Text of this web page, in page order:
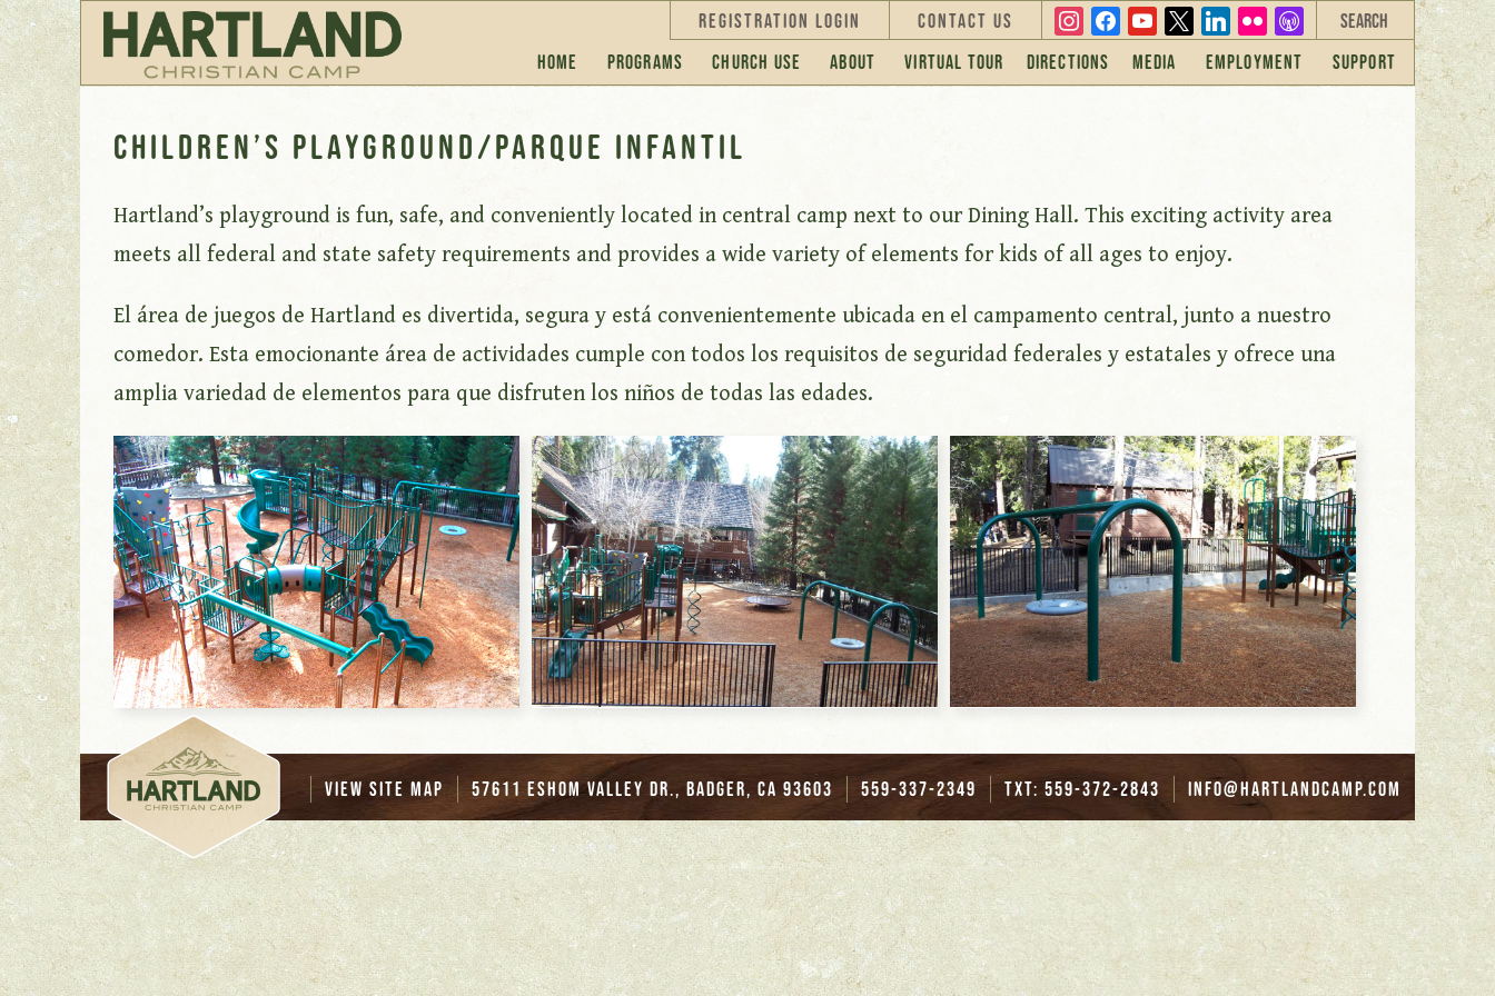
Registration Login Contact Us instagram
facebookyoutube
x linkedinflickrovercast
Home
Programs Church Use About Virtual Tour Directions Media Employment Support
Children’s Playground/Parque infantil
Hartland’s playground is fun, safe, and conveniently located in central camp next to our Dining Hall. This exciting activity area
meets all federal and state safety requirements and provides a wide variety of elements for kids of all ages to enjoy.
El área de juegos de Hartland es divertida, segura y está convenientemente ubicada en el campamento central, junto a nuestro
comedor. Esta emocionante área de actividades cumple con todos los requisitos de seguridad federales y estatales y ofrece una
amplia variedad de elementos para que disfruten los niños de todas las edades.
View Site Map 57611 Eshom Valley Dr., Badger, CA 93603 559-337-2349 txt: 559-372-2843 info@hartlandcamp.com